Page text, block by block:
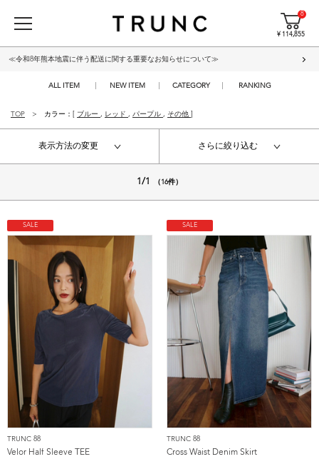
8
¥ 114,855
≪令和8年熊本地震に伴う配送に関する重要なお知らせについて≫
ALL ITEM NEW ITEM CATEGORY RANKING
TOP カラー：[ ブルー , レッド , パープル , その他
表示方法の変更 さらに絞り込む
1/1 （16件）
SALE
TRUNC 88
Velor Half Sleeve TEE
SALE
TRUNC 88
Cross Waist Denim Skirt